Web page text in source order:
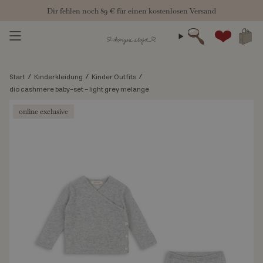
springen
Dir fehlen noch89 € für einen kostenlosen Versand
Suche
Start / Kinderkleidung / Kinder Outfits /
dio cashmere baby-set - light grey melange
online exclusive